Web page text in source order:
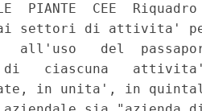
PIANTE  CEE
ai settori di attivita'
all'uso   del
di   ciascuna
in unita', in